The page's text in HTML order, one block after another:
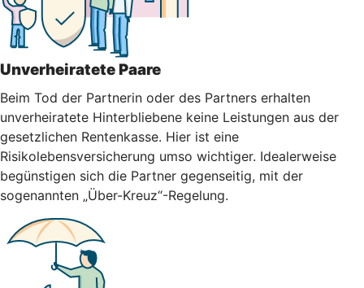
Unverheiratete Paare
Beim Tod der Partnerin oder des Partners erhalten
unverheiratete Hinterbliebene keine Leistungen aus der
gesetzlichen Rentenkasse. Hier ist eine
Risikolebensversicherung umso wichtiger. Idealerweise
begünstigen sich die Partner gegenseitig, mit der
sogenannten „Über-Kreuz“-Regelung.